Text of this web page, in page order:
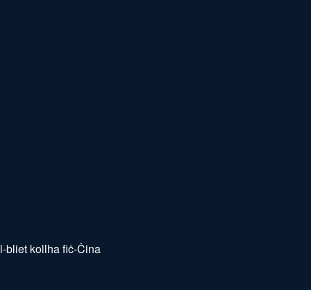
bliet kollha fiċ-Ċina